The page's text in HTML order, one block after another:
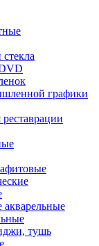
графики
тушь